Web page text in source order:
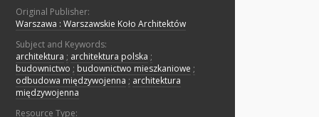
Original Publisher:
Warszawa : Warszawskie Koło Architektów
Subject and Keywords:
architektura ; architektura polska ;
budownictwo ; budownictwo mieszkaniowe ;
odbudowa międzywojenna ; architektura
międzywojenna
Resource Type: